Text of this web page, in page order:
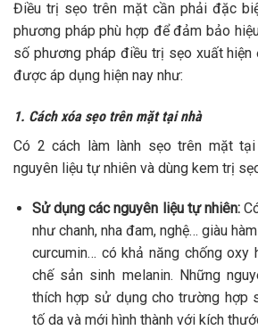
Điều trị sẹo trên mặt cần phải đặc
phương pháp phù hợp để đảm bảo
số phương pháp điều trị sẹo xuất
được áp dụng hiện nay như:
1. Cách xóa sẹo trên mặt tại nhà
Có 2 cách làm lành sẹo trên mặt
nguyên liệu tự nhiên và dùng kem trị
Sử dụng các nguyên liệu tự nhiên:
như chanh, nha đam, nghệ… giàu
curcumin… có khả năng chống oxy
chế sản sinh melanin. Những
thích hợp sử dụng cho trường hợp
tố da và mới hình thành với kích